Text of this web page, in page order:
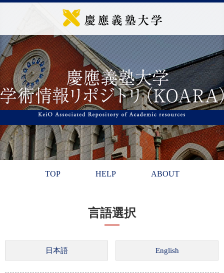
TOP HELP ABOUT
言語選択